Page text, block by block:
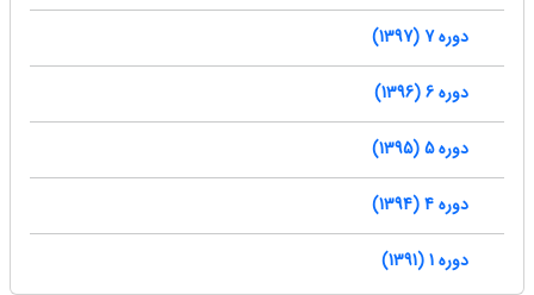
دوره 7 (1397)
دوره 6 (1396)
دوره 5 (1395)
دوره 4 (1394)
دوره 1 (1391)